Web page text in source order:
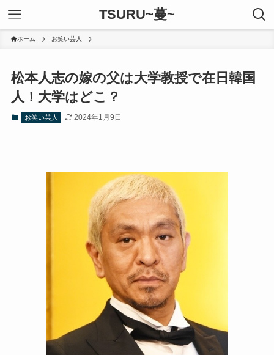
TSURU~蔓~
ホーム お笑い芸人
松本人志の嫁の父は大学教授で在日韓国
人！大学はどこ？
お笑い芸人 2024年1月9日